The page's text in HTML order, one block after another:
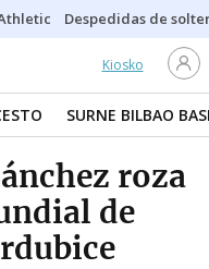
Despedidas de
Kiosko
SURNE BILBAO
roza
de